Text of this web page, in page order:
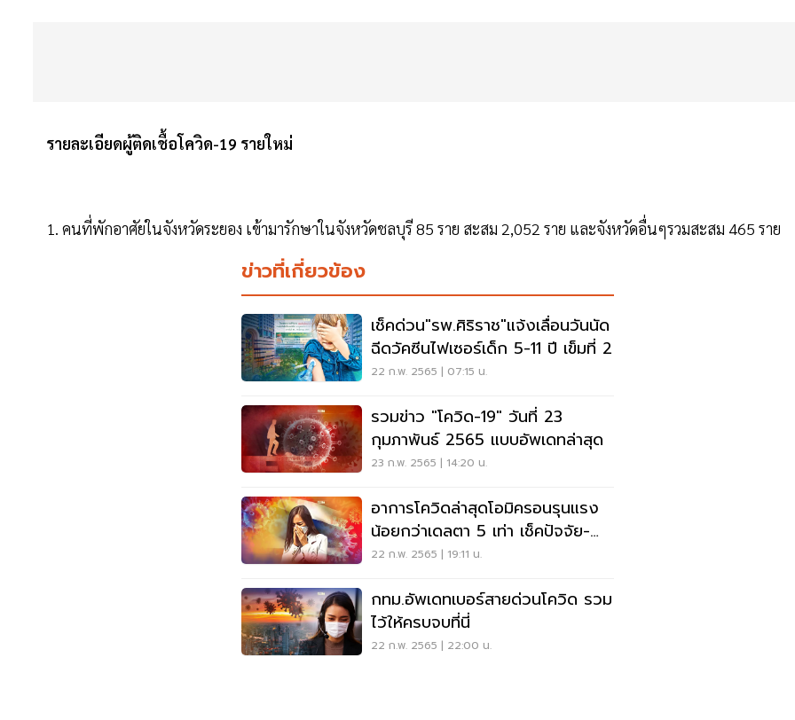
รายละเอียดผู้ติดเชื้อโควิด-19 รายใหม่
1. คนที่พักอาศัยในจังหวัดระยอง เข้ามารักษาในจังหวัดชลบุรี 85 ราย สะสม 2,052 ราย และจังหวัดอื่นๆรวมสะสม 465 ราย
ข่าวที่เกี่ยวข้อง
เช็คด่วน"รพ.ศิริราช"แจ้งเลื่อนวันนัด
ฉีดวัคซีนไฟเซอร์เด็ก 5-11 ปี เข็มที่ 2
22 ก.พ. 2565 | 07:15 น.
รวมข่าว "โควิด-19" วันที่ 23
กุมภาพันธ์ 2565 แบบอัพเดทล่าสุด
23 ก.พ. 2565 | 14:20 น.
อาการโควิดล่าสุดโอมิครอนรุนแรง
น้อยกว่าเดลตา 5 เท่า เช็คปัจจัย-
สถิติที่นี่
22 ก.พ. 2565 | 19:11 น.
กทม.อัพเดทเบอร์สายด่วนโควิด รวม
ไว้ให้ครบจบที่นี่
22 ก.พ. 2565 | 22:00 น.